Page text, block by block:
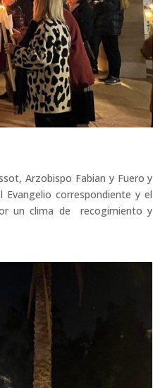
Arzobispo Fabian y Fuero y
correspondiente y el
un clima de recogimiento y